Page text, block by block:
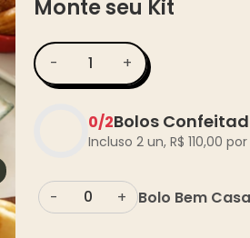
Monte seu Kit
- +
0/2Bolos
Incluso 2 un, R$ 110,00
- + Bolo Bem